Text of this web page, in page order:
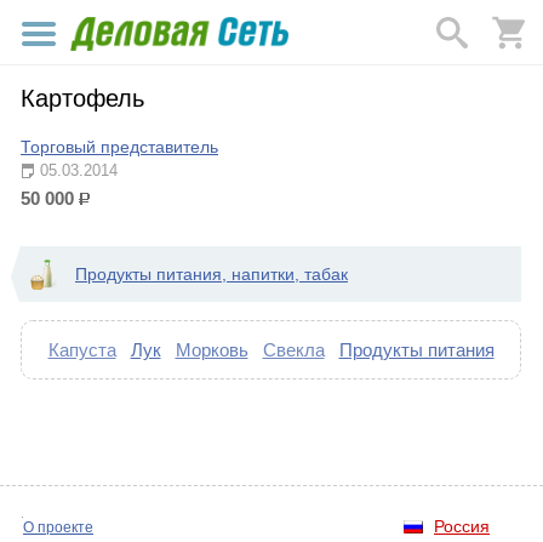
Картофель
Торговый представитель
05.03.2014
50 000 р.
Продукты питания, напитки, табак
Капуста Лук Морковь Свекла Продукты питания
Россия
О проекте